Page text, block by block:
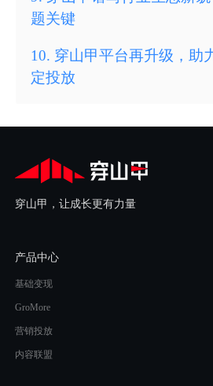
题关键
10. 穿山甲平台再升级，助
定投放
穿山甲，让成长更有力量
产品中心
基础变现
GroMore
营销投放
内容联盟